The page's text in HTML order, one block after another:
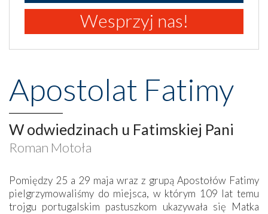
Wesprzyj nas!
Apostolat Fatimy
W odwiedzinach u Fatimskiej Pani
Roman Motoła
Pomiędzy 25 a 29 maja wraz z grupą Apostołów Fatimy
pielgrzymowaliśmy do miejsca, w którym 109 lat temu
trojgu portugalskim pastuszkom ukazywała się Matka